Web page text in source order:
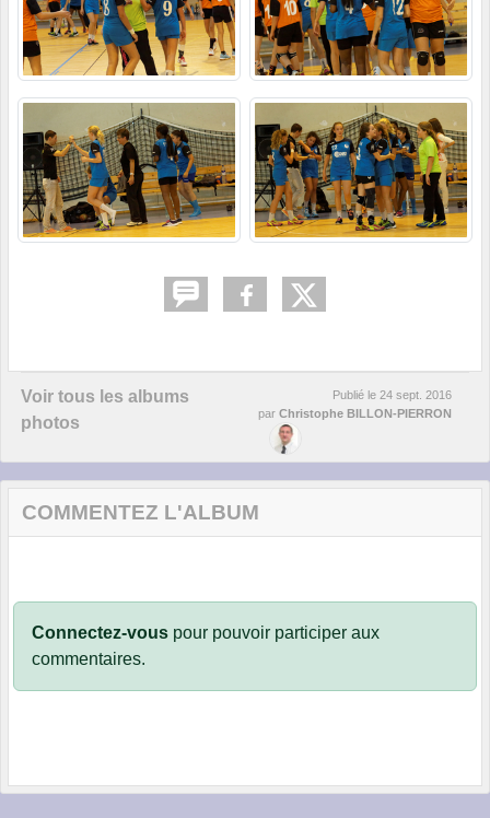
Voir tous les albums
photos
Publié le 24 sept. 2016
par Christophe BILLON-PIERRON
COMMENTEZ L'ALBUM
Connectez-vous pour pouvoir participer aux
commentaires.